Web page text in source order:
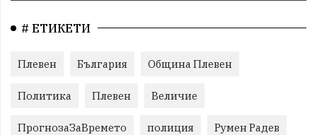
# ЕТИКЕТИ
Плевен България Община Плевен
Политика Плевен Величие
ПрогнозаЗаВремето полиция Румен Радев